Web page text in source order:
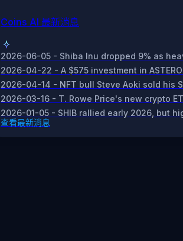
Coins AI 最新消息
2026-06-05 - Shiba Inu dropped 9% as
2026-04-22 - A $575 investment in
2026-04-14 - NFT bull Steve Aoki sold his
2026-03-16 - T. Rowe Price's new crypto
2026-01-05 - SHIB rallied early 2026, but
查看最新消息